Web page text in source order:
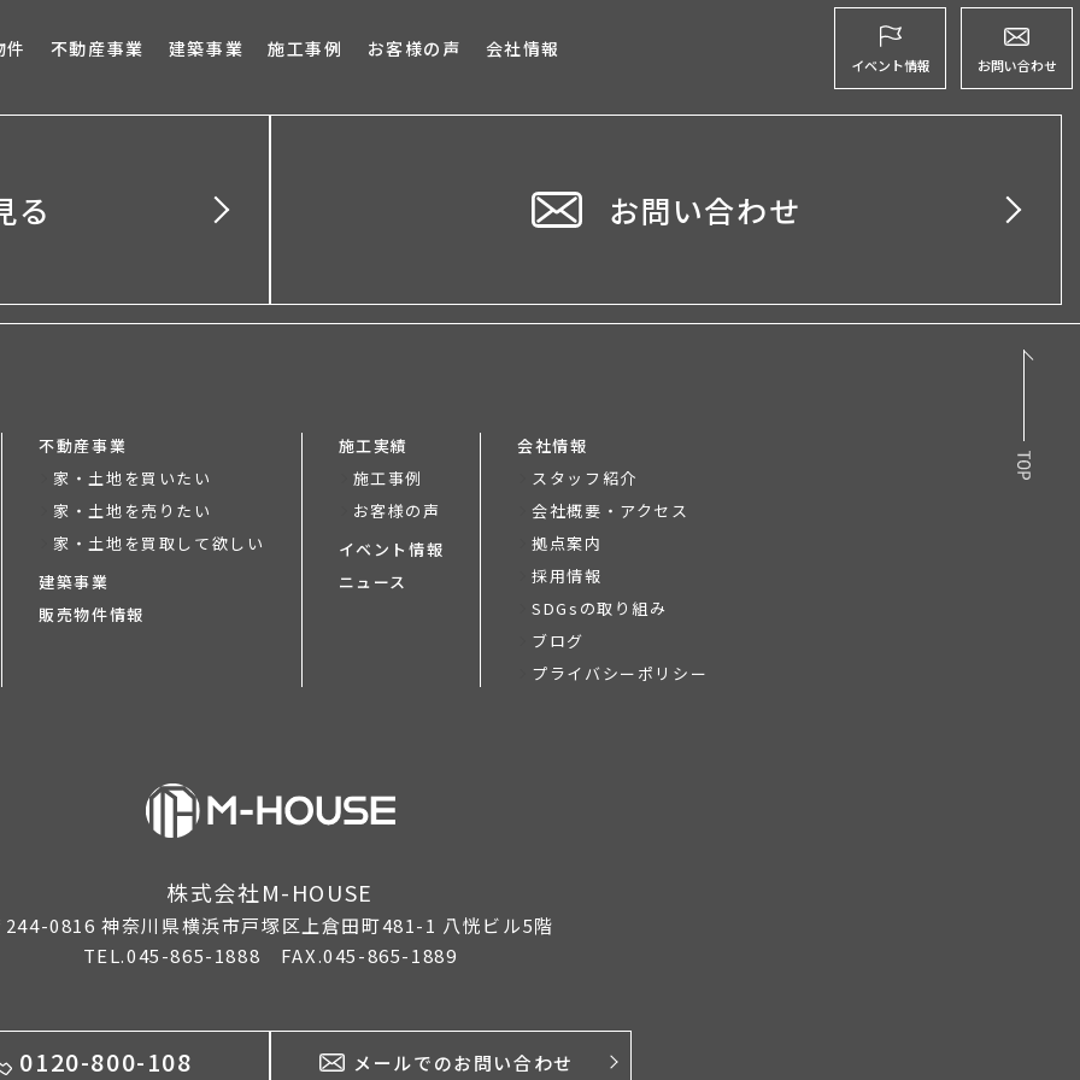
件 不動産事業 建築事業 施工事例 お客様の声 会社情報
イベント情報 お問い合わせ
る お問い合わせ
不動産事業
家・土地を買いたい
家・土地を売りたい
家・土地を買取して欲しい
建築事業
販売物件情報
施工実績
施工事例
お客様の声
イベント情報
ニュース
会社情報
スタッフ紹介
会社概要・アクセス
拠点案内
採用情報
SDGsの取り組み
ブログ
プライバシーポリシー
株式会社M-HOUSE
244-0816 神奈川県横浜市戸塚区上倉田町481-1 八恍ビル5階
TEL.045-865-1888 FAX.045-865-1889
0120-800-108 メールでのお問い合わせ